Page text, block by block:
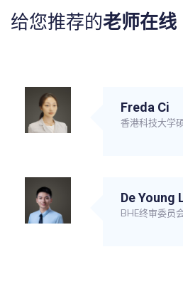
给您推荐的老师在线
Freda Ci
香港科技大学
De Young
BHE终审委员